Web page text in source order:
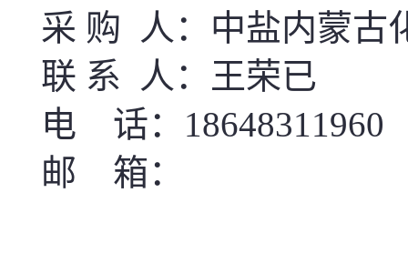
采 购 人： 中盐内蒙古
联 系 人： 王荣已
电
话： 18648311960
邮 箱：